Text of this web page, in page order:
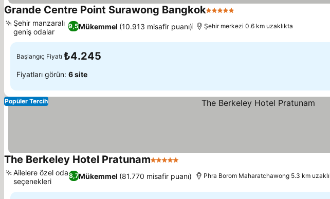
Grande Centre Point Surawong Bangkok5 Yıldız
9,5Mükemmel (10.913 misafir puanı)
Şehir manzaralı
geniş odalar
Şehir merkezi 0.6 km uzaklıkta
Başlangıç Fiyatı ₺4.245
Fiyatları görün: 6 site
Popüler Tercih
The Berkeley Hotel Pratunam5 Yıldız
8,7Mükemmel (81.770 misafir puanı)
Ailelere özel oda
seçenekleri
Phra Borom Maharatchawong 5.3 km